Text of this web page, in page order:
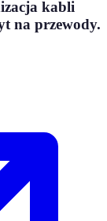
kabli
na przewody.